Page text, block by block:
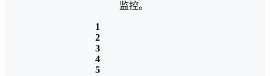
监控。
1
2
3
4
5